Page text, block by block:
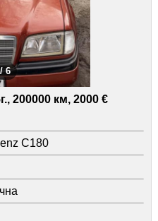
6
200000 км, 2000 €
C180